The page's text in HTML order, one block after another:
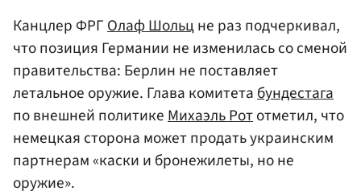
Канцлер ФРГ Олаф Шольцне раз подчеркивал,
что позиция Германии не изменилась со сменой
правительства: Берлин не поставляет
летальное оружие. Глава комитета бундестага
по внешней политике Михаэль Рототметил, что
немецкая сторона может продать украинским
партнерам «каски и бронежилеты, но не
оружие».